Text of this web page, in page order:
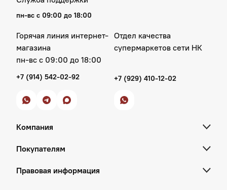
пн‑вс с 09:00 до 18:00
Горячая линия интернет-
магазина
пн‑вс с 09:00 до 18:00
+7 (914) 542-02-92
Отдел качества
супермаркетов сети НК
+7 (929) 410-12-02
Компания
Покупателям
Правовая информация